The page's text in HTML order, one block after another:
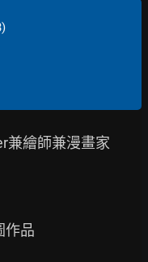
兼繪師兼漫畫家
作品